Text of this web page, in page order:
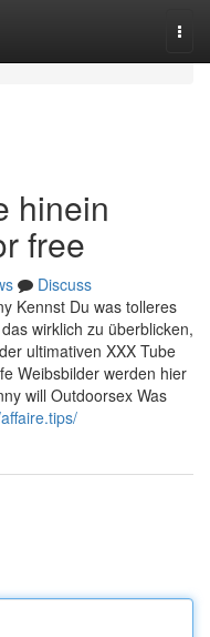
hinein
free
Discuss
Kennst Du was tolleres
wirklich zu überblicken,
ultimativen XXX Tube
Weibsbilder werden hier
will Outdoorsex Was